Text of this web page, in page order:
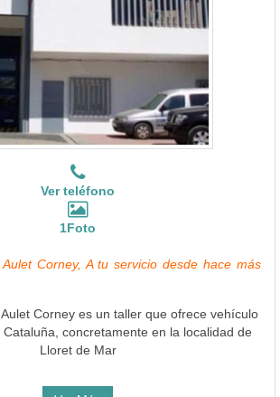
Ver teléfono
1Foto
Corney, A tu servicio desde hace más
Corney es un taller que ofrece vehículo
concretamente en la localidad de
Lloret de Mar